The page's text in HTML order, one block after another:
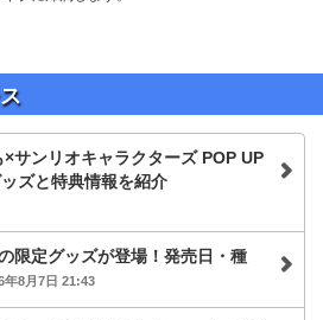
サンリオキャラクターズ POP UP
ズと特典情報を紹介
限定グッズが登場！発売日・種
年8月7日 21:43